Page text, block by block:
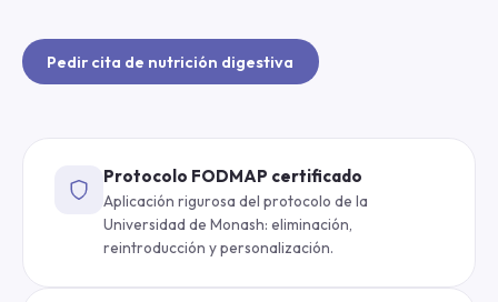
Pedir cita de nutrición digestiva
Protocolo FODMAP certificado
Aplicación rigurosa del protocolo de la
Universidad de Monash: eliminación,
reintroducción y personalización.